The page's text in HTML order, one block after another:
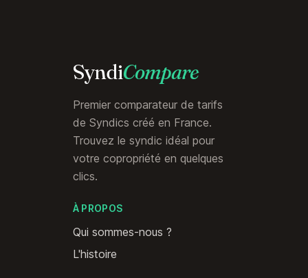
SyndiCompare
Premier comparateur de tarifs
de Syndics créé en France.
Trouvez le syndic idéal pour
votre copropriété en quelques
clics.
À PROPOS
Qui sommes-nous ?
L'histoire